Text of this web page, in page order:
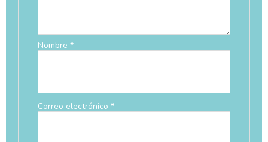
Nombre *
Correo electrónico *